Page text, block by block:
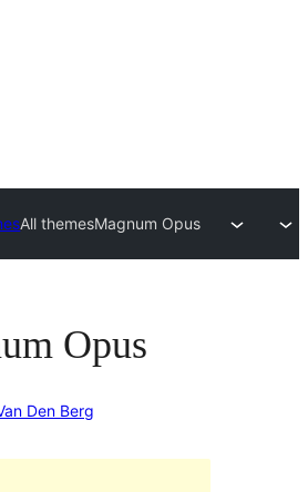
All themesMagnum Opus
Opus
Den Berg